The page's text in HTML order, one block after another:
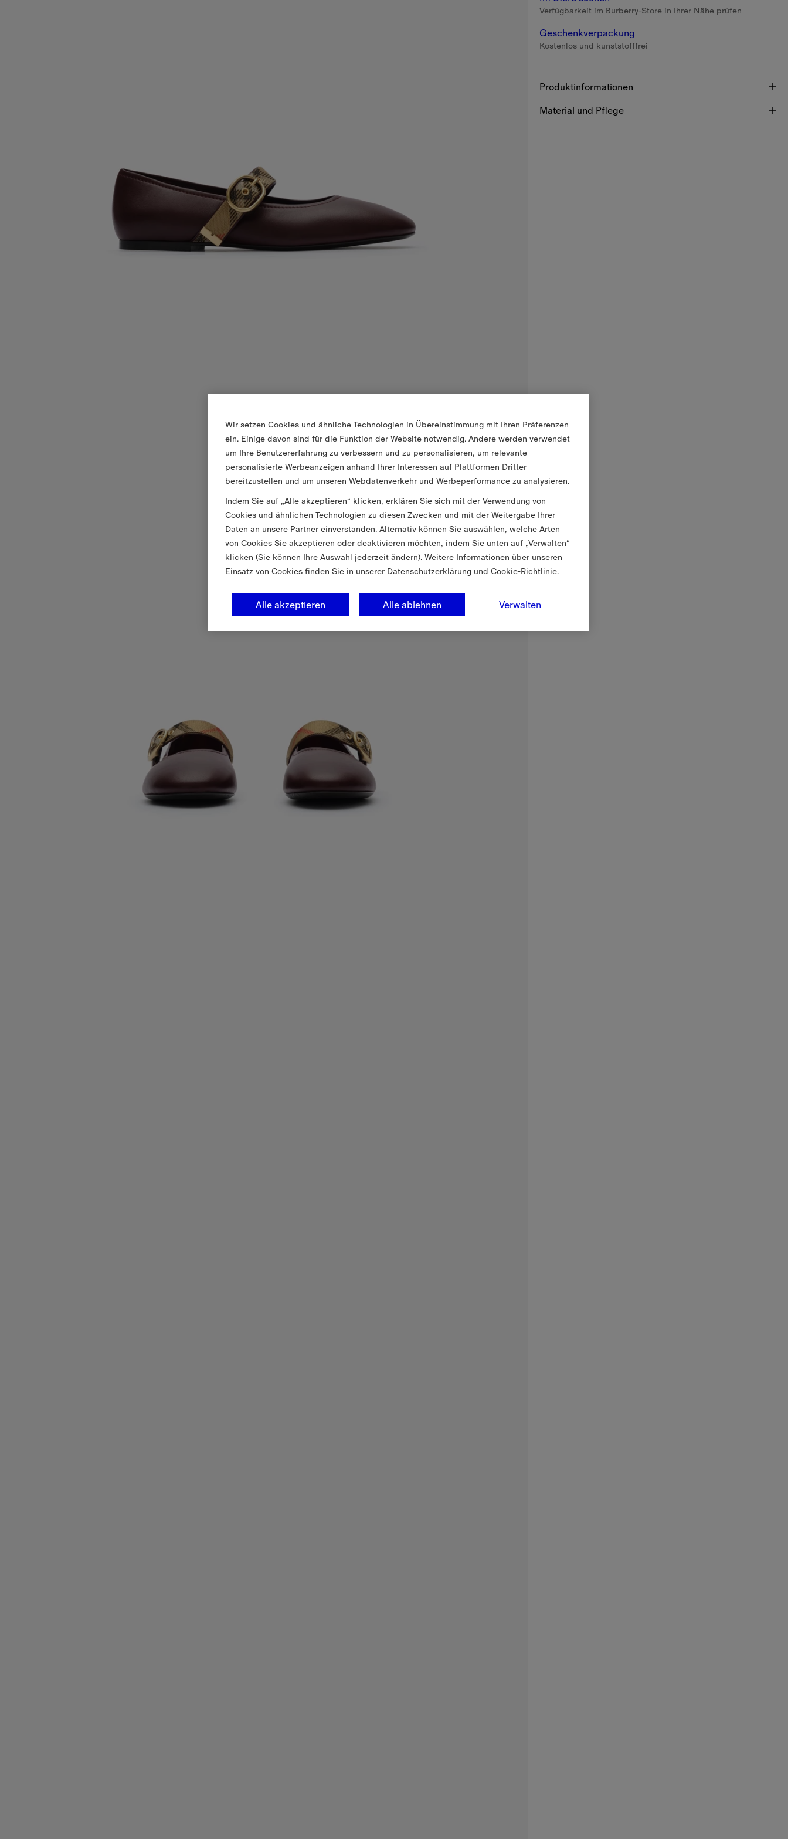
Verfügbarkeit im Burberry-Store in Ihrer Nähe prüfen
Geschenkverpackung
Kostenlos und kunststofffrei
Produktinformationen
Material und Pflege
Wir setzen Cookies und ähnliche Technologien in Übereinstimmung mit Ihren Präferenzen
ein. Einige davon sind für die Funktion der Website notwendig. Andere werden verwendet
um Ihre Benutzererfahrung zu verbessern und zu personalisieren, um relevante
personalisierte Werbeanzeigen anhand Ihrer Interessen auf Plattformen Dritter
bereitzustellen und um unseren Webdatenverkehr und Werbeperformance zu analysieren.
Indem Sie auf „Alle akzeptieren“ klicken, erklären Sie sich mit der Verwendung von
Cookies und ähnlichen Technologien zu diesen Zwecken und mit der Weitergabe Ihrer
Daten an unsere Partner einverstanden. Alternativ können Sie auswählen, welche Arten
von Cookies Sie akzeptieren oder deaktivieren möchten, indem Sie unten auf „Verwalten“
klicken (Sie können Ihre Auswahl jederzeit ändern). Weitere Informationen über unseren
Einsatz von Cookies finden Sie in unserer Datenschutzerklärung und Cookie-Richtlinie.
Verwalten
Alle ablehnen
Alle akzeptieren